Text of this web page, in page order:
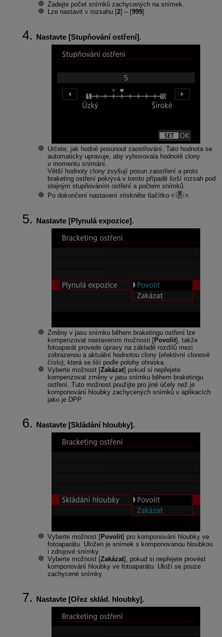
Zadejte počet snímků zachycených na snímek.
Lze nastavit v rozsahu [2] – [999].
Nastavte [Stupňování ostření].
Určete, jak hodně posunout zaostřování. Tato hodnota se
automaticky upravuje, aby vyhovovala hodnotě clony
v momentu snímání.
Větší hodnoty clony zvyšují posun zaostření a proto
braketing ostření pokrývá v tomto případě širší rozsah pod
stejným stupňováním ostření a počtem snímků.
Po dokončení nastavení stiskněte tlačítko
.
Nastavte [Plynulá expozice].
Změny v jasu snímku během braketingu ostření lze
kompenzovat nastavením možnosti [Povolit], takže
fotoaparát provede úpravy na základě rozdílů mezi
zobrazenou a aktuální hodnotou clony (efektivní clonové
číslo), která se liší podle polohy ohniska.
Vyberte možnost [Zakázat] pokud si nepřejete
kompenzovat změny v jasu snímku během braketingu
ostření. Tuto možnost použijte pro jiné účely než je
komponování hloubky zachycených snímků v aplikacích
jako je DPP.
Nastavte [Skládání hloubky].
Vyberte možnost [Povolit] pro komponování hloubky ve
fotoaparátu. Uložen je snímek s komponovanou hloubkou
i zdrojové snímky.
Vyberte možnost [Zakázat], pokud si nepřejete provést
komponování hloubky ve fotoaparátu. Uloží se pouze
zachycené snímky.
Nastavte [Ořez sklád. hloubky].